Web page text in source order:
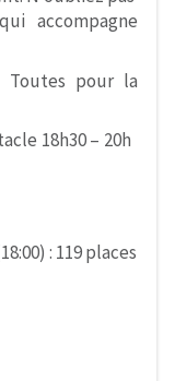
accompagne
Toutes pour la
18h30 – 20h
: 119 places